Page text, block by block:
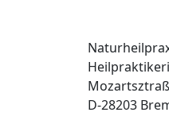
D-28203